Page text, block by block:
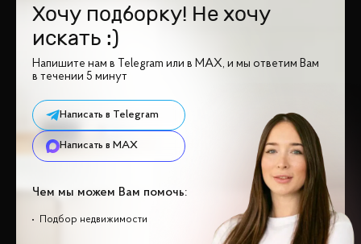
Хочу подборку! Не хочу
искать :)
Напишите нам в Telegram или в MAX, и мы ответим Вам
в течении 5 минут
Написать в Telegram
Написать в MAX
Чем мы можем Вам помочь:
Подбор недвижимости